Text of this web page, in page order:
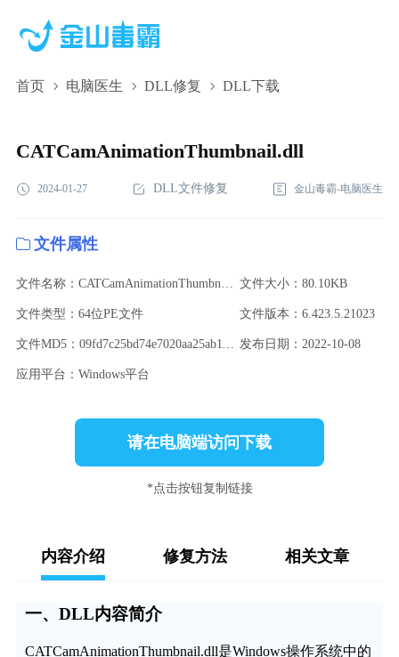
首页 电脑医生 DLL修复 DLL下载
CATCamAnimationThumbnail.dll,CATCamAnimationThumbnail.dll
CATCamAnimationThumbnail.dll
2024-01-27 DLL文件修复 金山毒霸-电脑医生
文件属性
文件名称：CATCamAnimationThumbnail.dll 文件大小：80.10KB
文件类型：64位PE文件 文件版本：6.423.5.21023
文件MD5：09fd7c25bd74e7020aa25ab11db5a8c4 发布日期：2022-10-08
应用平台：Windows平台
请在电脑端访问下载
*点击按钮复制链接
内容介绍 修复方法 相关文章
一、DLL内容简介
CATCamAnimationThumbnail.dll是Windows操作系统中的